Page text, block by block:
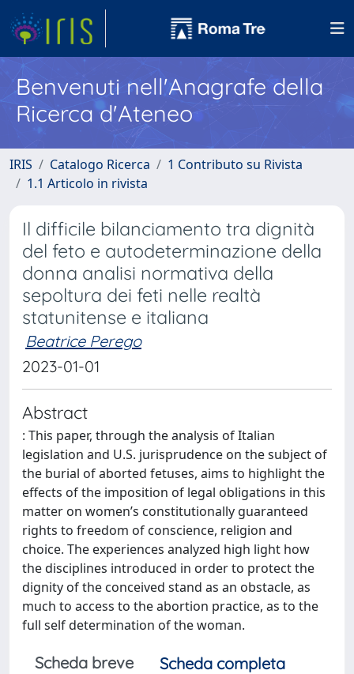
Benvenuti nell'Anagrafe della
Ricerca d'Ateneo
IRIS Catalogo Ricerca
1 Contributo su Rivista
1.1 Articolo in rivista
Il difficile bilanciamento tra dignità
del feto e autodeterminazione della
donna analisi normativa della
sepoltura dei feti nelle realtà
statunitense e italiana
Beatrice Perego
2023-01-01
Abstract
: This paper, through the analysis of Italian
legislation and U.S. jurisprudence on the subject of
the burial of aborted fetuses, aims to highlight the
effects of the imposition of legal obligations in this
matter on women’s constitutionally guaranteed
rights to freedom of conscience, religion and
choice. The experiences analyzed high light how
the disciplines introduced in order to protect the
dignity of the conceived stand as an obstacle, as
much to access to the abortion practice, as to the
full self determination of the woman.
Scheda breve
Scheda completa